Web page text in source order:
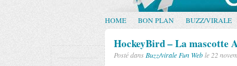
HOME BON PLAN BUZZ/VIRALE
HockeyBird – La mascotte
Posté dans Buzz/virale Fun Weble 22